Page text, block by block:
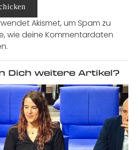
Akismet, um Spam zu
wie deine Kommentardaten
Dich weitere Artikel?